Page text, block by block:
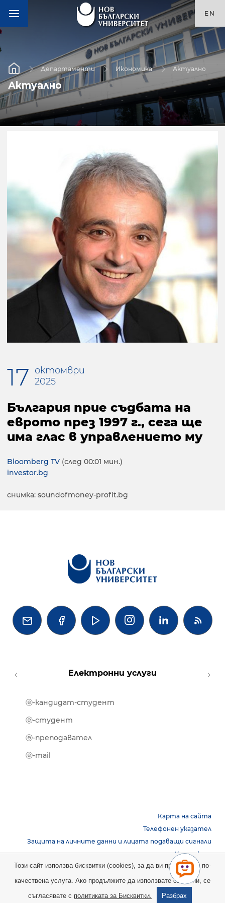
EN
Департаменти Икономика Актуално
Актуално
17 октомври
2025
България прие съдбата на
еврото през 1997 г., сега ще
има глас в управлението му
Bloomberg TV (след 00:01 мин.)
investor.bg
снимка: soundofmoney-profit.bg
   
Електронни услуги
ⓔ-кандидат-студент
ⓔ-студент
ⓔ-преподавател
ⓔ-mail
Карта на сайта
Телефонен указател
Защита на личните данни и лицата подаващи сигнали
Контакти
Copyright © 2026 НБУ. Всички права запазени.
Този сайт използва бисквитки (cookies), за да ви предостави по-
качествена услуга. Ако продължите да използвате сайта ни, се
съгласявате с политиката за Бисквитки. Разбрах